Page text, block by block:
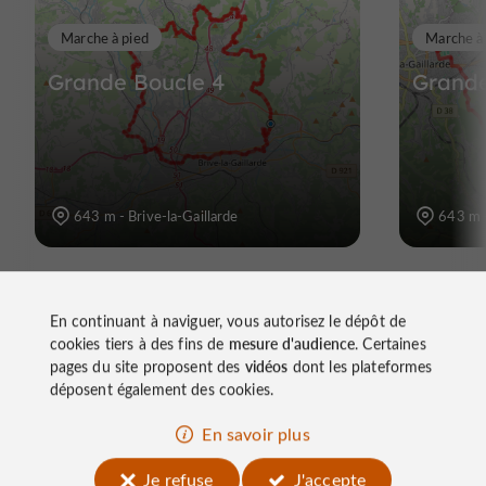
Grande Boucle 4
Marche à pied
643 m - Brive-la-Gaillarde
Marche
643 m
À découvrir
En continuant à naviguer, vous autorisez le dépôt de
cookies tiers à des fins de mesure d'audience. Certaines
pages du site proposent des vidéos dont les plateformes
déposent également des cookies.
En savoir plus
Je refuse
J'accepte